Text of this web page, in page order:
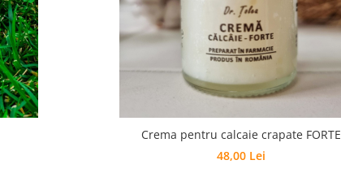
Crema pentru calcaie crapate FORTE
48,00 Lei